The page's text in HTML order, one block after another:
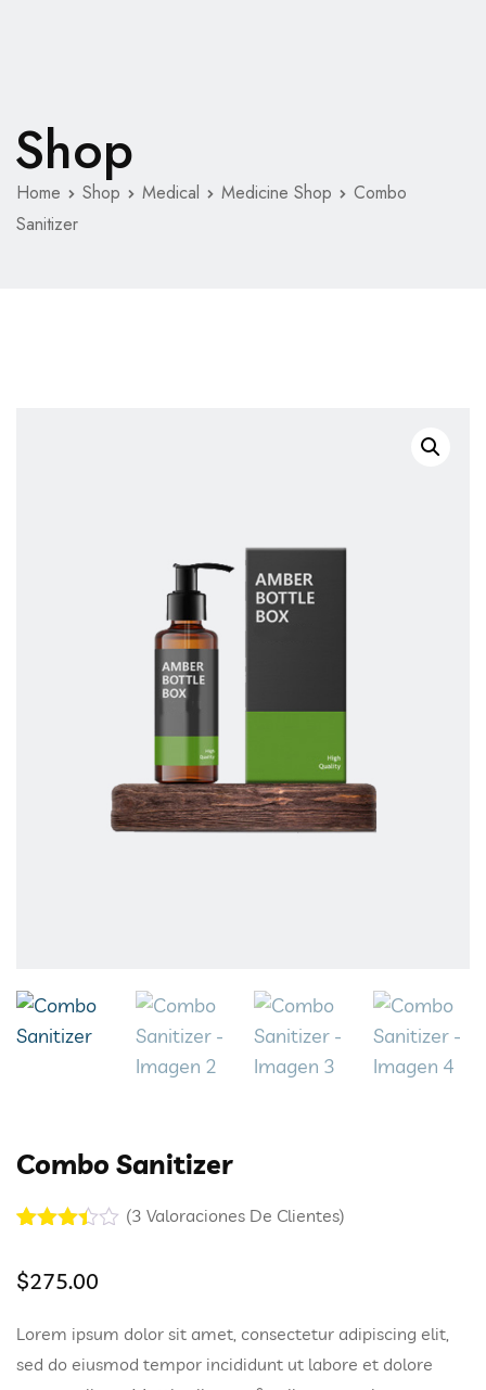
Shop
Home Shop Medical Medicine Shop
Combo
Sanitizer
Combo Sanitizer
3.33de
valoraci
ones
(3 Valoraciones De Clientes)
$275.00
Lorem ipsum dolor sit amet, consectetur adipiscing elit,
sed do eiusmod tempor incididunt ut labore et dolore